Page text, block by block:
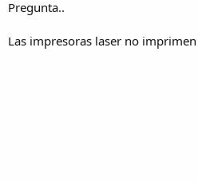
Pregunta..
Las impresoras laser no